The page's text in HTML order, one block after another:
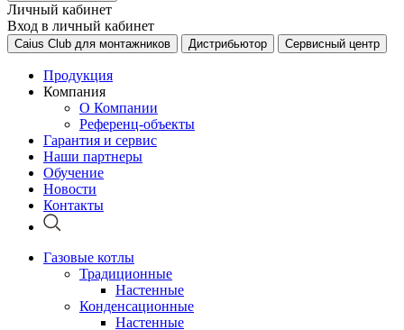
Личный кабинет
Вход в личный кабинет
Caius Club для монтажников Дистрибьютор Сервисный центр
Продукция
Компания
О Компании
Референц-объекты
Гарантия и сервис
Наши партнеры
Обучение
Новости
Контакты
Газовые котлы
Традиционные
Настенные
Конденсационные
Настенные